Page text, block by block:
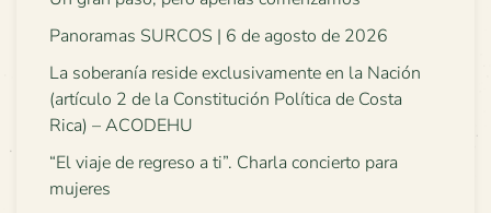
Panoramas SURCOS | 6 de agosto de 2026
La soberanía reside exclusivamente en la Nación
(artículo 2 de la Constitución Política de Costa
Rica) – ACODEHU
“El viaje de regreso a ti”. Charla concierto para
mujeres